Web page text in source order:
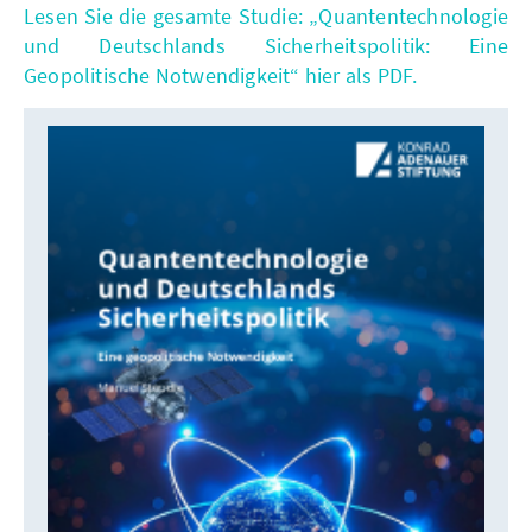
Lesen Sie die gesamte Studie: „Quantentechnologie
und Deutschlands Sicherheitspolitik: Eine
Geopolitische Notwendigkeit“ hier als PDF.